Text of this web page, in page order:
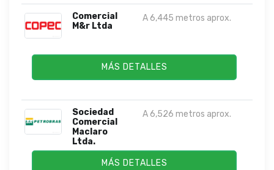
Comercial
M&r Ltda
A 6,445 metros aprox.
MÁS DETALLES
Sociedad
Comercial
Maclaro
Ltda.
A 6,526 metros aprox.
MÁS DETALLES